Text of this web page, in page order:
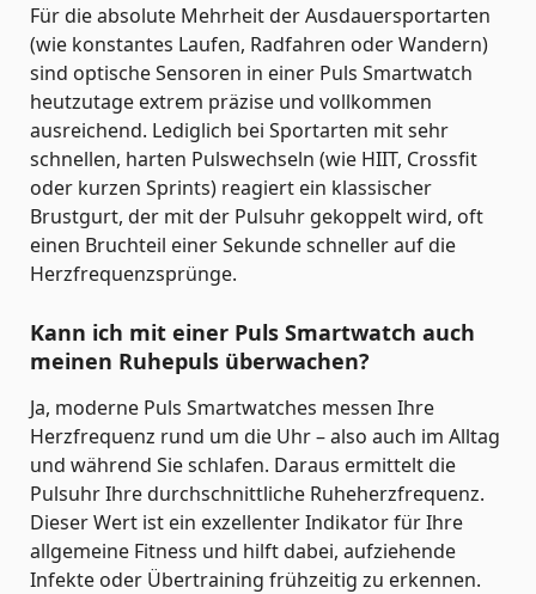
Für die absolute Mehrheit der Ausdauersportarten
(wie konstantes Laufen, Radfahren oder Wandern)
sind optische Sensoren in einer Puls Smartwatch
heutzutage extrem präzise und vollkommen
ausreichend. Lediglich bei Sportarten mit sehr
schnellen, harten Pulswechseln (wie HIIT, Crossfit
oder kurzen Sprints) reagiert ein klassischer
Brustgurt, der mit der Pulsuhr gekoppelt wird, oft
einen Bruchteil einer Sekunde schneller auf die
Herzfrequenzsprünge.
Kann ich mit einer Puls Smartwatch auch
meinen Ruhepuls überwachen?
Ja, moderne Puls Smartwatches messen Ihre
Herzfrequenz rund um die Uhr – also auch im Alltag
und während Sie schlafen. Daraus ermittelt die
Pulsuhr Ihre durchschnittliche Ruheherzfrequenz.
Dieser Wert ist ein exzellenter Indikator für Ihre
allgemeine Fitness und hilft dabei, aufziehende
Infekte oder Übertraining frühzeitig zu erkennen.